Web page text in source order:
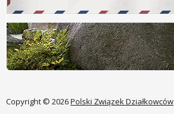
Copyright © 2026Polski Związek Działkowców